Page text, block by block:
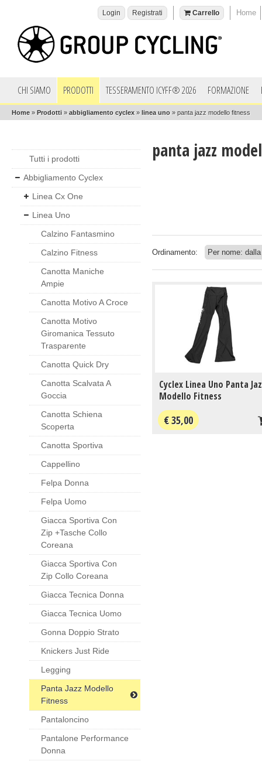
Home
Carrello
Login Registrati
CHI SIAMO PRODOTTI TESSERAMENTO ICYFF® 2026 FORMAZIONE
Home » Prodotti » abbigliamento cyclex » linea uno » panta jazz modello fitness
Tutti i prodotti
Abbigliamento Cyclex
Linea Cx One
Linea Uno
Calzino Fantasmino
Calzino Fitness
Canotta Maniche
Ampie
Canotta Motivo A Croce
Canotta Motivo
Giromanica Tessuto
Trasparente
Canotta Quick Dry
Canotta Scalvata A
Goccia
Canotta Schiena
Scoperta
Canotta Sportiva
Cappellino
Felpa Donna
Felpa Uomo
Giacca Sportiva Con
Zip +tasche Collo
Coreana
Giacca Sportiva Con
Zip Collo Coreana
Giacca Tecnica Donna
Giacca Tecnica Uomo
Gonna Doppio Strato
Knickers Just Ride
Legging
Panta Jazz Modello
Fitness
Pantaloncino
Pantalone Performance
Donna
panta jazz
Ordinamento:
Cyclex Linea Uno Panta
Modello Fitness
€ 35,00